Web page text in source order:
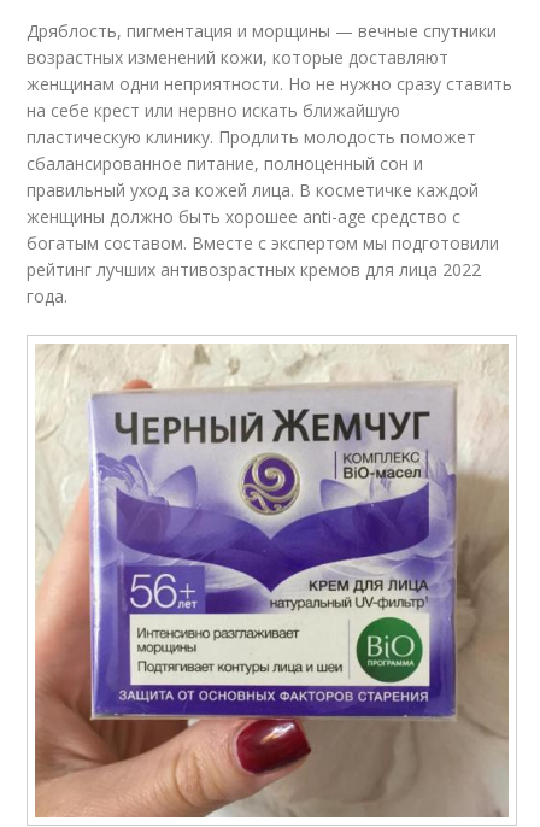
Дряблость, пигментация и морщины — вечные спутники
возрастных изменений кожи, которые доставляют
женщинам одни неприятности. Но не нужно сразу ставить
на себе крест или нервно искать ближайшую
пластическую клинику. Продлить молодость поможет
сбалансированное питание, полноценный сон и
правильный уход за кожей лица. В косметичке каждой
женщины должно быть хорошее anti-age средство с
богатым составом. Вместе с экспертом мы подготовили
рейтинг лучших антивозрастных кремов для лица 2022
года.